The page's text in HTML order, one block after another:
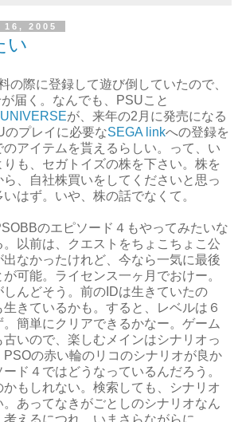
2005
い
の際に登録して遊び倒していたので、
届く。なんでも、PSUこと
が、来年の2月に発売になる
のプレイに必要なSEGA linkへの登録を
アイテムを貰えるらしい。って、い
も、セガトイズの株を下さい。株を
ら、自社株買いをしてくださいと思っ
はず。いや、株の話でなくて。
のエピソード４もやってみたいな
以前は、クエストをちょこちょこ公
なかったけれど、今なら一気に最後
可能。ライセンス一ヶ月でおけー。
んどそう。前のIDは生きていたの
きているかも。すると、レベルは６
。簡単にクリアできるかなー。ゲーム
古いので、楽しむメインはシナリオっ
の赤い輪のリコのシナリオが良か
ド４ではどうなっているんだろう。
もしれない。検索しても、シナリオ
あってなきがごとしのシナリオなん
えるにつれ、いまさらながらに、